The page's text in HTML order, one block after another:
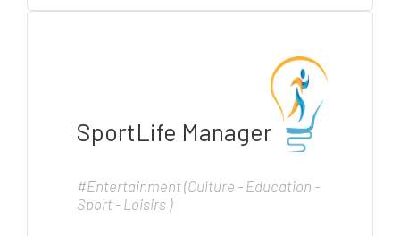
SportLife Manager
#Entertainment (Culture - Education -
Sport - Loisirs )